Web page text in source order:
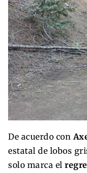
De acuerdo con
estatal de lobos
solo marca el